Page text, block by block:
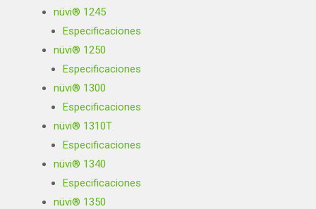
nüvi® 1245
Especificaciones
nüvi® 1250
Especificaciones
nüvi® 1300
Especificaciones
nüvi® 1310T
Especificaciones
nüvi® 1340
Especificaciones
nüvi® 1350